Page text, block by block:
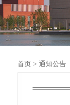
首页 > 通知公告